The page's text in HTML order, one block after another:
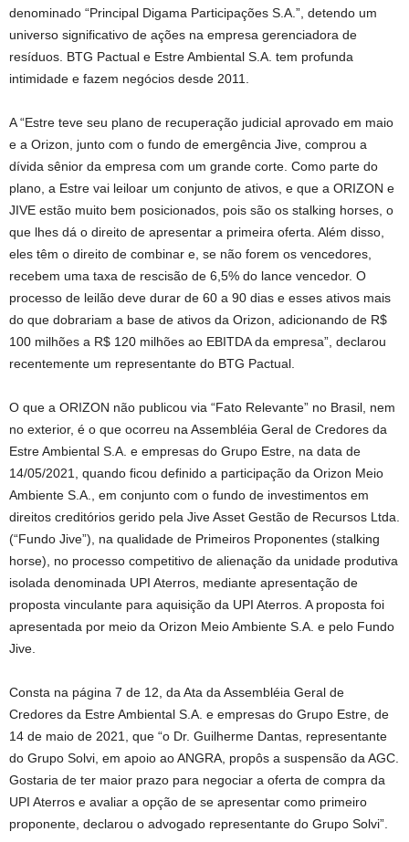
denominado “Principal Digama Participações S.A.”, detendo um
universo significativo de ações na empresa gerenciadora de
resíduos. BTG Pactual e Estre Ambiental S.A. tem profunda
intimidade e fazem negócios desde 2011.
A “Estre teve seu plano de recuperação judicial aprovado em maio
e a Orizon, junto com o fundo de emergência Jive, comprou a
dívida sênior da empresa com um grande corte. Como parte do
plano, a Estre vai leiloar um conjunto de ativos, e que a ORIZON e
JIVE estão muito bem posicionados, pois são os stalking horses, o
que lhes dá o direito de apresentar a primeira oferta. Além disso,
eles têm o direito de combinar e, se não forem os vencedores,
recebem uma taxa de rescisão de 6,5% do lance vencedor. O
processo de leilão deve durar de 60 a 90 dias e esses ativos mais
do que dobrariam a base de ativos da Orizon, adicionando de R$
100 milhões a R$ 120 milhões ao EBITDA da empresa”, declarou
recentemente um representante do BTG Pactual.
O que a ORIZON não publicou via “Fato Relevante” no Brasil, nem
no exterior, é o que ocorreu na Assembléia Geral de Credores da
Estre Ambiental S.A. e empresas do Grupo Estre, na data de
14/05/2021, quando ficou definido a participação da Orizon Meio
Ambiente S.A., em conjunto com o fundo de investimentos em
direitos creditórios gerido pela Jive Asset Gestão de Recursos Ltda.
(“Fundo Jive”), na qualidade de Primeiros Proponentes (stalking
horse), no processo competitivo de alienação da unidade produtiva
isolada denominada UPI Aterros, mediante apresentação de
proposta vinculante para aquisição da UPI Aterros. A proposta foi
apresentada por meio da Orizon Meio Ambiente S.A. e pelo Fundo
Jive.
Consta na página 7 de 12, da Ata da Assembléia Geral de
Credores da Estre Ambiental S.A. e empresas do Grupo Estre, de
14 de maio de 2021, que “o Dr. Guilherme Dantas, representante
do Grupo Solvi, em apoio ao ANGRA, propôs a suspensão da AGC.
Gostaria de ter maior prazo para negociar a oferta de compra da
UPI Aterros e avaliar a opção de se apresentar como primeiro
proponente, declarou o advogado representante do Grupo Solvi”.